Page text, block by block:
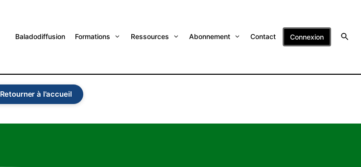
Baladodiffusion Formations Ressources Abonnement Contact Connexion
Retourner à l'accueil